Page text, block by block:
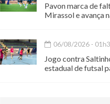
Pavon marca de
Mirassol e avança
06/08/2026 -
Jogo contra
estadual de futsal